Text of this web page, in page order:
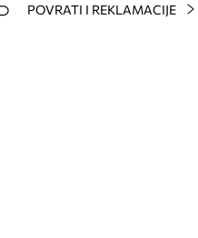
POVRATI I REKLAMACIJE